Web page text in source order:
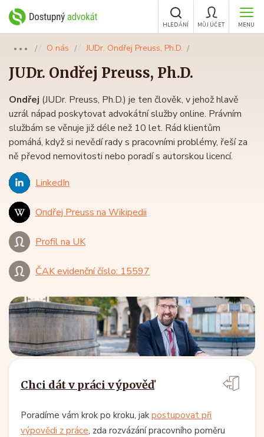
MENU
MŮJ ÚČET
HLEDÁNÍ
●●● O nás JUDr. Ondřej Preuss, Ph.D.
JUDr. Ondřej Preuss, Ph.D.
Ondřej (JUDr. Preuss, Ph.D.) je ten člověk, v jehož hlavě
uzrál nápad poskytovat advokátní služby online. Právním
službám se věnuje již déle než 10 let. Rád klientům
pomáhá, když si nevědí rady s pracovními problémy, řeší za
ně převod nemovitosti nebo poradí s autorskou licencí.
LinkedIn
Ondřej Preuss na Wikipedii
Profil na UK
ČAK evidenční číslo: 15597
Chci dát v práci výpověď
Poradíme vám krok po kroku, jak postupovat při
výpovědi z práce, zda rozvázání pracovního poměru